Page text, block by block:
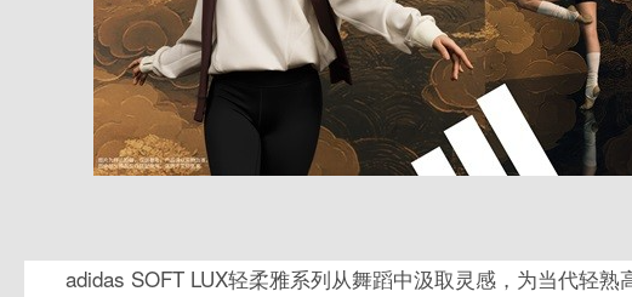
adidas SOFT LUX轻柔雅系列从舞蹈中汲取灵感，为当代轻